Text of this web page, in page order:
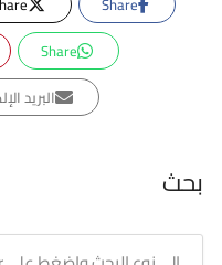
Share
البريد
بحث